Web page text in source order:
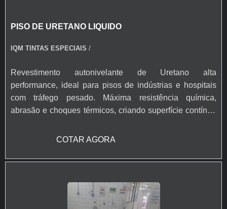
PISO DE URETANO LIQUIDO
IQM TINTAS ESPECIAIS /
Revestimento autonivelante de Uretano alta
performance, ideal para pisos de indústrias e hospitais
com tráfego pesado. Máxima resistência química,
abrasão e choques térmicos, criando superfície contínua
de formulação avançada e aplicação rápida, com suporte
o Brasil.
COTAR AGORA